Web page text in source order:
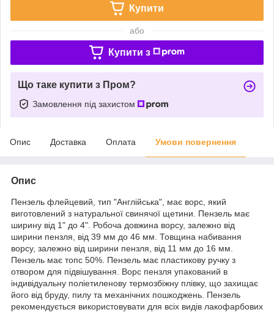
Купити
або
Купити з
Що таке купити з Пром?
Замовлення під захистом
Опис Доставка Оплата Умови повернення
Опис
Пензель флейцевий, тип "Англійська", має ворс, який
виготовлений з натуральної свинячої щетини. Пензель має
ширину від 1" до 4". Робоча довжина ворсу, залежно від
ширини пензля, від 39 мм до 46 мм. Товщина набивання
ворсу, залежно від ширини пензля, від 11 мм до 16 мм.
Пензель має топс 50%. Пензель має пластикову ручку з
отвором для підвішування. Ворс пензля упакований в
індивідуальну поліетиленову термозбіжну плівку, що захищає
його від бруду, пилу та механічних пошкоджень. Пензель
рекомендується використовувати для всіх видів лакофарбових